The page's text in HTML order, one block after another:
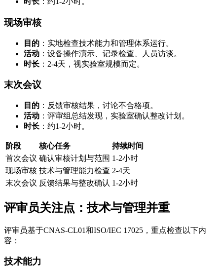
现场审核
目的 ：实地检查技术能力和管理体系运行。
活动 ：设备操作演示、记录检查、人员访谈。
时长 ：2-4天，视实验室规模而定。
末次会议
目的 ：反馈审核结果，讨论不合格项。
活动 ：评审组总结发现，实验室确认整改计划。
时长 ：约1-2小时。
阶段 核心任务
持续时间
首次会议 确认审核计划与范围 1-2小时
现场审核 技术与管理能力检查 2-4天
末次会议 反馈结果与整改确认 1-2小时
评审员关注点：技术与管理并重
评审员基于CNAS-CL01和ISO/IEC 17025，重点检查以下内
容：
技术能力